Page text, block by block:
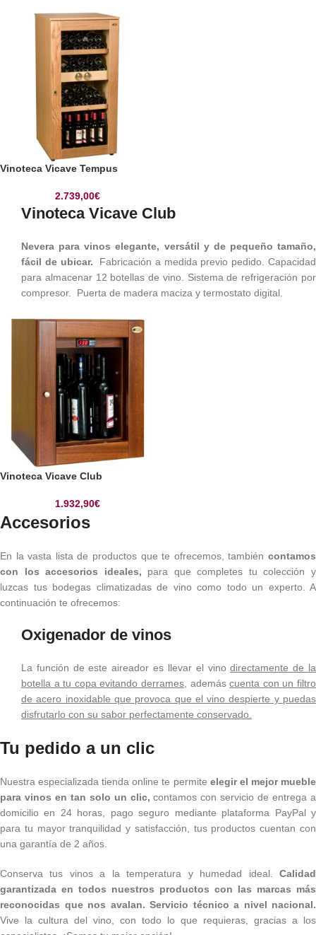
Vinoteca Vicave Tempus
2.739,00€
Vinoteca Vicave Club
Nevera para vinos elegante, versátil y de pequeño tamaño,
fácil de ubicar.
Fabricación a medida previo pedido. Capacidad
para almacenar 12 botellas de vino. Sistema de refrigeración por
compresor. Puerta de madera maciza y termostato digital.
Vinoteca Vicave Club
1.932,90€
Accesorios
En la vasta lista de productos que te ofrecemos, también contamos
con los accesorios ideales, para que completes tu colección y
luzcas tus bodegas climatizadas de vino como todo un experto. A
continuación te ofrecemos:
Oxigenador de vinos
La función de este aireador es llevar el vinodirectamente de la
botella a tu copa evitando derrames, ademáscuenta con un filtro
de acero inoxidable que provoca que el vino despierte y puedas
disfrutarlo con su sabor perfectamente conservado.
Tu pedido a un clic
Nuestra especializada tienda online te permite elegir el mejor mueble
para vinos en tan solo un clic, contamos con servicio de entrega a
domicilio en 24 horas, pago seguro mediante plataforma PayPal y
para tu mayor tranquilidad y satisfacción, tus productos cuentan con
una garantía de 2 años.
Conserva tus vinos a la temperatura y humedad ideal. Calidad
garantizada en todos nuestros productos con las marcas más
reconocidas que nos avalan. Servicio técnico a nivel nacional.
Vive la cultura del vino, con todo lo que requieras, gracias a los